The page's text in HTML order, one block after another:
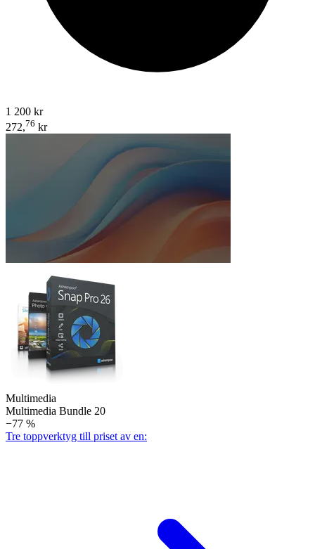
1 200 kr
272,76 kr
Multimedia
Multimedia Bundle 20
−77 %
Tre toppverktyg till priset av en: